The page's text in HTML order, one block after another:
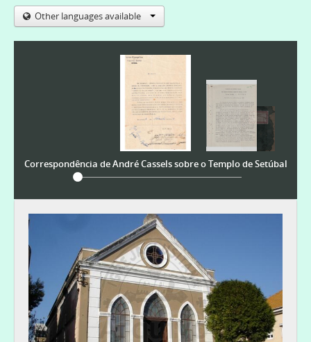
Other languages available
Correspondência de André Cassels sobre o Templo de Setúbal